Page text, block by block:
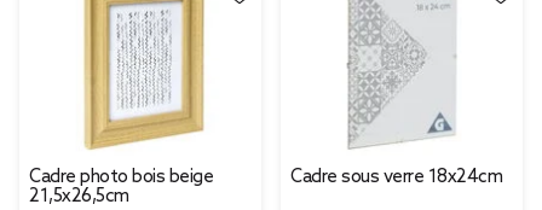
Cadre photo bois beige
21,5x26,5cm
Cadre sous verre 18x24cm